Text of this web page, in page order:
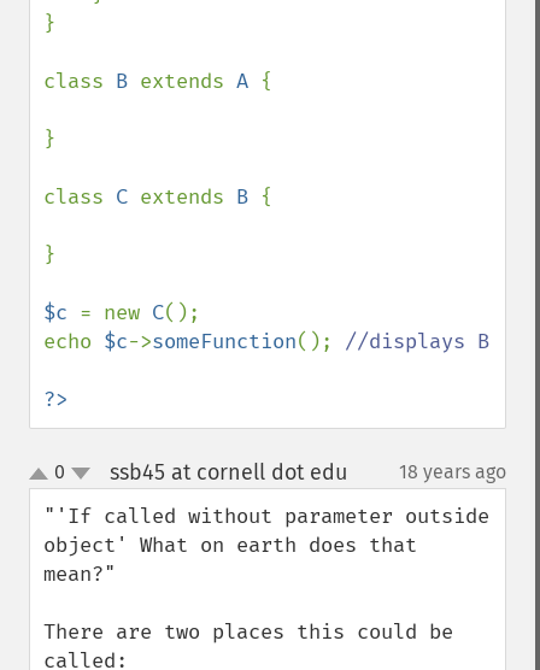
}
class B extends A {
}
class C extends B {
}
$c = new C();
echo $c->someFunction(); //displays B
?>
up
down
0 ssb45 at cornell dot edu 18 years ago
"'If called without parameter outside
object' What on earth does that
mean?"
There are two places this could be
called: